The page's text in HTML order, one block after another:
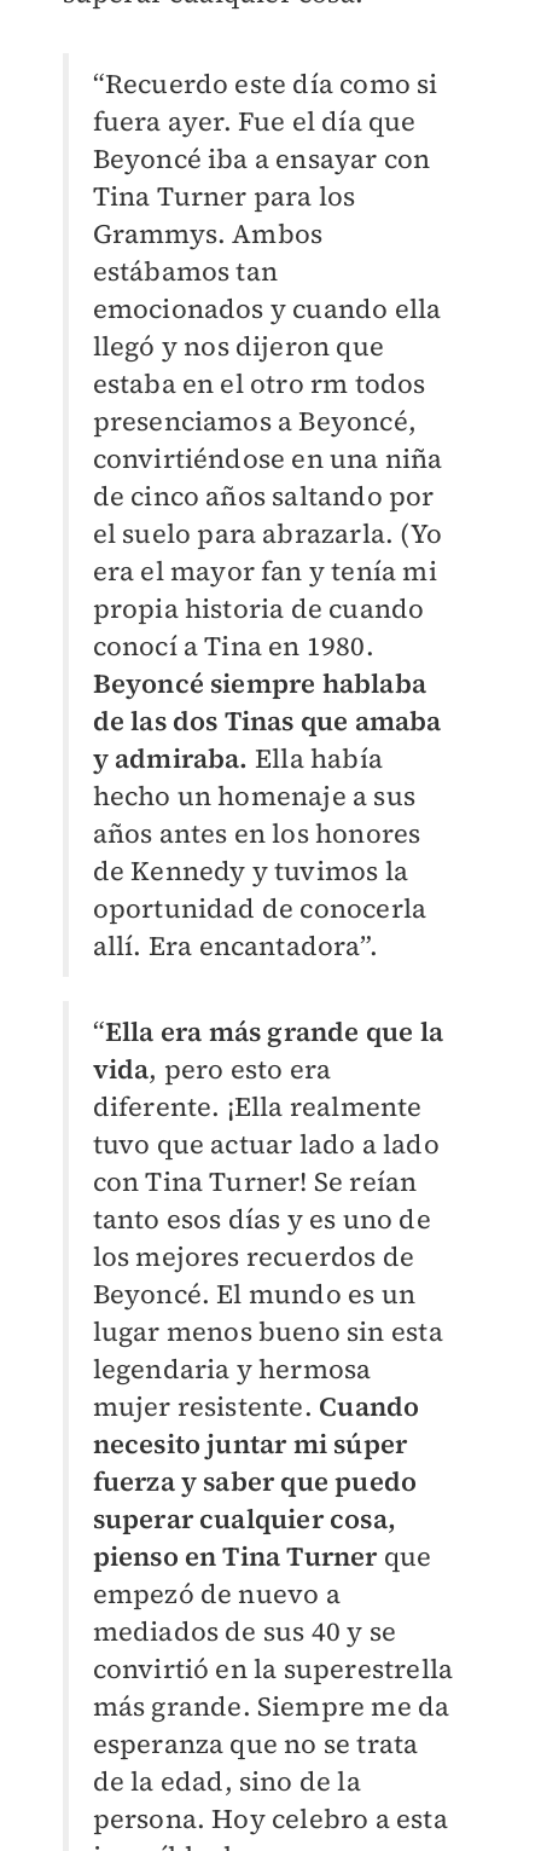
“Recuerdo este día como si
fuera ayer. Fue el día que
Beyoncé iba a ensayar con
Tina Turner para los
Grammys. Ambos
estábamos tan
emocionados y cuando ella
llegó y nos dijeron que
estaba en el otro rm todos
presenciamos a Beyoncé,
convirtiéndose en una niña
de cinco años saltando por
el suelo para abrazarla. (Yo
era el mayor fan y tenía mi
propia historia de cuando
conocí a Tina en 1980.
Beyoncé siempre hablaba
de las dos Tinas que amaba
y admiraba. Ella había
hecho un homenaje a sus
años antes en los honores
de Kennedy y tuvimos la
oportunidad de conocerla
allí. Era encantadora”.
“Ella era más grande que la
vida, pero esto era
diferente. ¡Ella realmente
tuvo que actuar lado a lado
con Tina Turner! Se reían
tanto esos días y es uno de
los mejores recuerdos de
Beyoncé. El mundo es un
lugar menos bueno sin esta
legendaria y hermosa
mujer resistente. Cuando
necesito juntar mi súper
fuerza y saber que puedo
superar cualquier cosa,
pienso en Tina Turnerque
empezó de nuevo a
mediados de sus 40 y se
convirtió en la superestrella
más grande. Siempre me da
esperanza que no se trata
de la edad, sino de la
persona. Hoy celebro a esta